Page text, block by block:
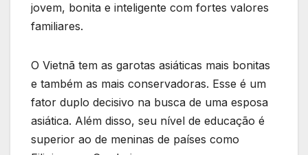
jovem, bonita e inteligente com fortes valores
familiares.
O Vietnã tem as garotas asiáticas mais bonitas
e também as mais conservadoras. Esse é um
fator duplo decisivo na busca de uma esposa
asiática. Além disso, seu nível de educação é
superior ao de meninas de países como